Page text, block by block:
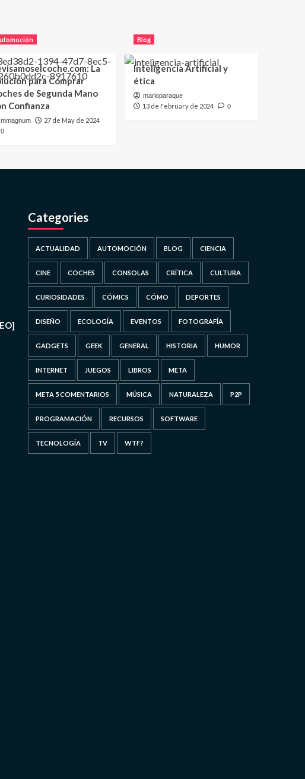
La
para Comprar
de Segunda Mano
Confianza
mmagnum 27 de May de 2024
0
Blog
Inteligencia Artificial y
ética
marioparaque
13 de February de 2024 0
Categories
ACTUALIDAD AUTOMOCIÓN BLOG CIENCIA
CINE COCHES CONSOLAS CRÍTICA CULTURA
CURIOSIDADES CÓMICS CÓMO DEPORTES
DISEÑO ECOLOGÍA EVENTOS FOTOGRAFÍA
GADGETS GEEK GENERAL HISTORIA HUMOR
INTERNET JUEGOS LIBROS META
META 5 COMENTARIOS MÚSICA NATURALEZA P2P
PROGRAMACIÓN RECURSOS SOFTWARE
TECNOLOGÍA TV WTF?